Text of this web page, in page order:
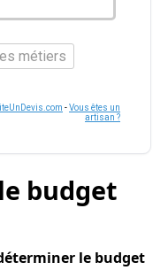
métiers
-Vous êtes un
artisan ?
budget
le budget